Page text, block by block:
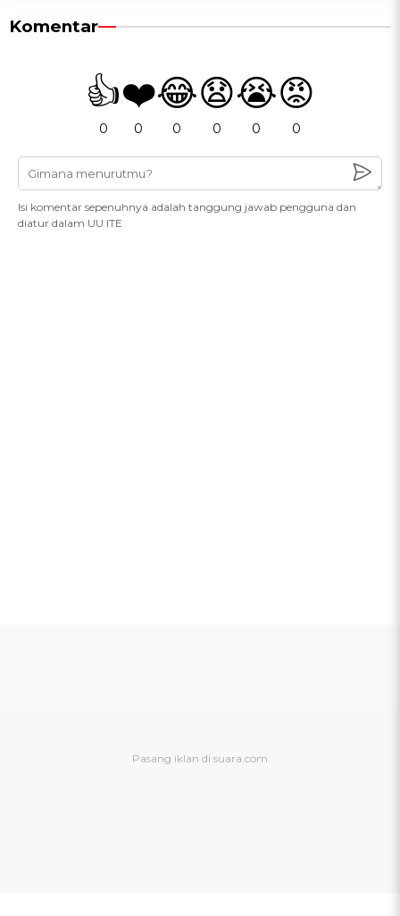
Komentar
👍
0
❤️
0
😂
0
😧
0
😭
0
😡
0
Isi komentar sepenuhnya adalah tanggung jawab pengguna dan
diatur dalam UU ITE